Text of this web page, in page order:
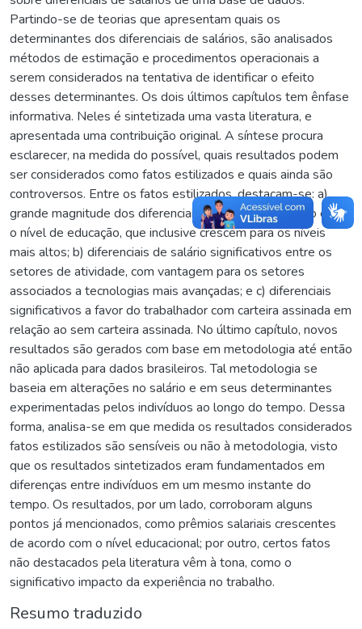
Partindo-se de teorias que apresentam quais os
determinantes dos diferenciais de salários, são analisados
métodos de estimação e procedimentos operacionais a
serem considerados na tentativa de identificar o efeito
desses determinantes. Os dois últimos capítulos tem ênfase
informativa. Neles é sintetizada uma vasta literatura, e
apresentada uma contribuição original. A síntese procura
esclarecer, na medida do possível, quais resultados podem
ser considerados como fatos estilizados e quais ainda são
controversos. Entre os fatos estilizados, destacam-se: a)
grande magnitude dos diferenciais de salário de acordo com
o nível de educação, que inclusive crescem para os níveis
mais altos; b) diferenciais de salário significativos entre os
setores de atividade, com vantagem para os setores
associados a tecnologias mais avançadas; e c) diferenciais
significativos a favor do trabalhador com carteira assinada em
relação ao sem carteira assinada. No último capítulo, novos
resultados são gerados com base em metodologia até então
não aplicada para dados brasileiros. Tal metodologia se
baseia em alterações no salário e em seus determinantes
experimentadas pelos indivíduos ao longo do tempo. Dessa
forma, analisa-se em que medida os resultados considerados
fatos estilizados são sensíveis ou não à metodologia, visto
que os resultados sintetizados eram fundamentados em
diferenças entre indivíduos em um mesmo instante do
tempo. Os resultados, por um lado, corroboram alguns
pontos já mencionados, como prêmios salariais crescentes
de acordo com o nível educacional; por outro, certos fatos
não destacados pela literatura vêm à tona, como o
significativo impacto da experiência no trabalho.
Resumo traduzido